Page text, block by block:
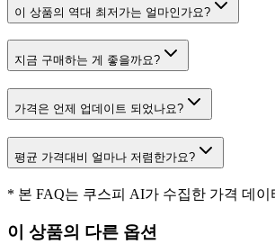
이 상품의 역대 최저가는 얼마인가요?
지금 구매하는 게 좋을까요?
가격은 언제 업데이트 되었나요?
평균 가격대비 얼마나 저렴한가요?
* 본 FAQ는 쿠스피 AI가 수집한 가격 데
이 상품의 다른 옵션